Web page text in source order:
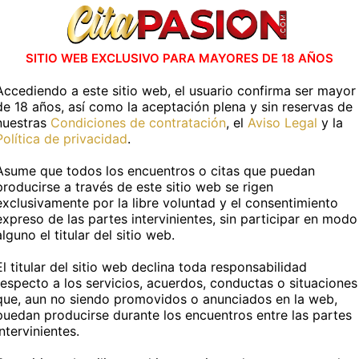
¡Hola! Soy una chica joven,
auténtica y apasionada,
dispuesta a ofrecerte una
Puerto Castilla
Virtuales en otras
Otras categorías
SITIO WEB EXCLUSIVO PARA MAYORES DE 18 AÑOS
a este sitio web, el usuario confirma ser mayor
18 años, así como la aceptación plena y sin reservas de
Condiciones de contratación, el Aviso Legal y la
de privacidad.
que todos los encuentros o citas que puedan
a través de este sitio web se rigen
por la libre voluntad y el consentimiento
de las partes intervinientes, sin participar en modo
el titular del sitio web.
titular del sitio web declina toda responsabilidad
a los servicios, acuerdos, conductas o situaciones
aun no siendo promovidos o anunciados en la web,
producirse durante los encuentros entre las partes